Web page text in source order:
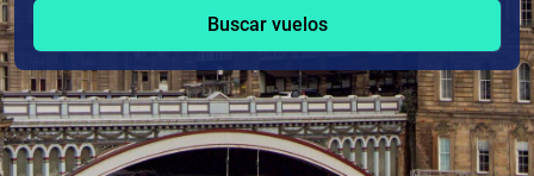
Buscar vuelos